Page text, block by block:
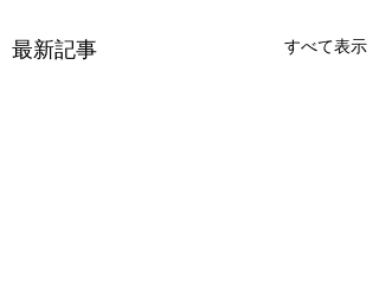
最新記事 すべて表示